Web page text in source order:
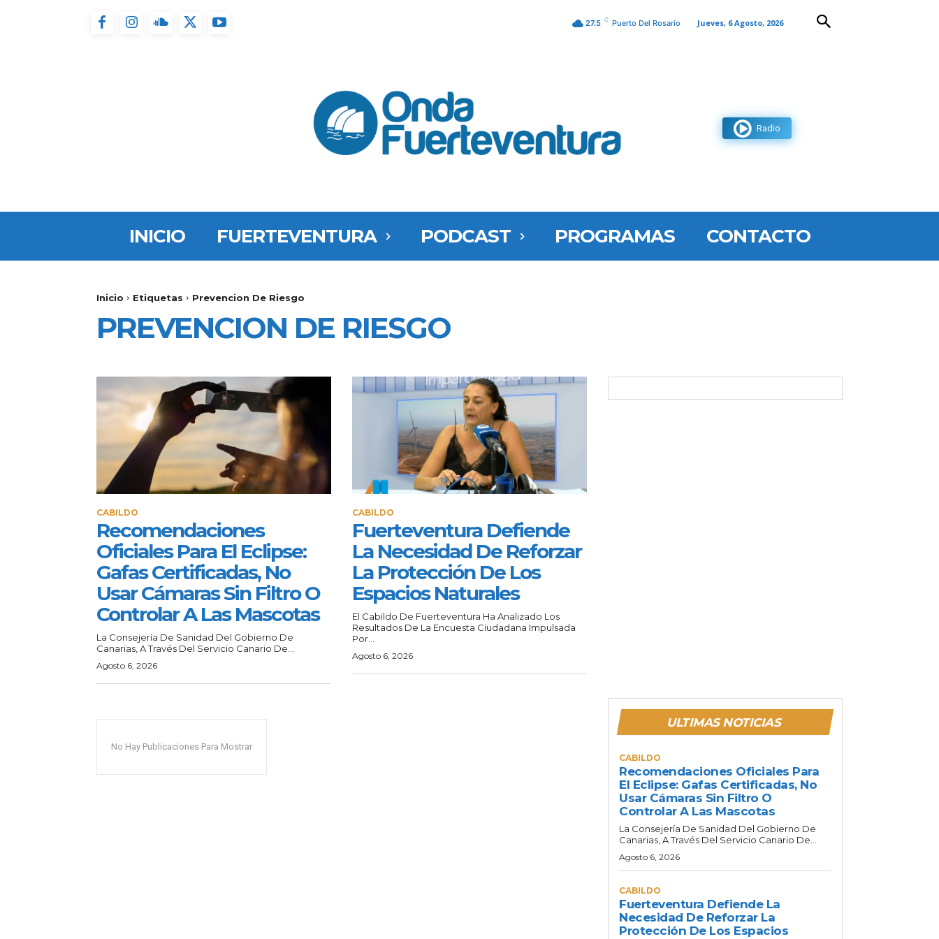
27.5 C Puerto Del Rosario Jueves, 6 Agosto, 2026
Radio
INICIO FUERTEVENTURA PODCAST PROGRAMAS CONTACTO
Inicio Etiquetas Prevencion De Riesgo
PREVENCION DE RIESGO
CABILDO
Recomendaciones
Oficiales Para El Eclipse:
Gafas Certificadas, No
Usar Cámaras Sin Filtro O
Controlar A Las Mascotas
La Consejería De Sanidad Del Gobierno De
Canarias, A Través Del Servicio Canario De...
Agosto 6, 2026
CABILDO
Fuerteventura Defiende
La Necesidad De Reforzar
La Protección De Los
Espacios Naturales
El Cabildo De Fuerteventura Ha Analizado Los
Resultados De La Encuesta Ciudadana Impulsada
Por...
Agosto 6, 2026
No Hay Publicaciones Para Mostrar
ULTIMAS NOTICIAS
CABILDO
Recomendaciones Oficiales Para
El Eclipse: Gafas Certificadas, No
Usar Cámaras Sin Filtro O
Controlar A Las Mascotas
La Consejería De Sanidad Del Gobierno De
Canarias, A Través Del Servicio Canario De...
Agosto 6, 2026
CABILDO
Fuerteventura Defiende La
Necesidad De Reforzar La
Protección De Los Espacios